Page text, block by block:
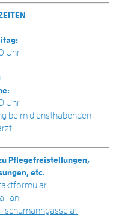
Uhr
Uhr
beim diensthabenden
Pflegefreistellungen,
etc.
an
schumanngasse.at